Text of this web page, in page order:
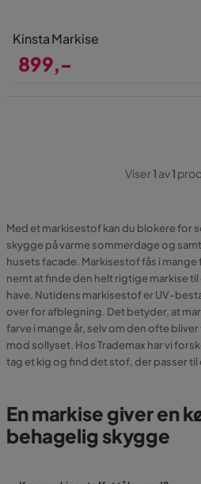
Kinsta Markise
899,-
Viser1 av1
Med et markisestof kan du blokere for
skygge på varme sommerdage og
husets facade. Markisestof fås i
nemt at finde den helt rigtige markise
have. Nutidens markisestof er UV-
over for afblegning. Det betyder, at
farve i mange år, selv om den ofte
mod sollyset. Hos Trademax har vi
tag et kig og find det stof, der passer til
En markise giver en
behagelig skygge